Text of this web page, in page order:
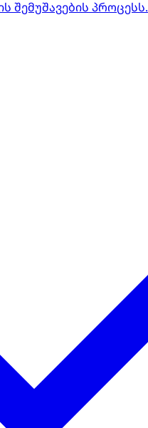
შემუშავების პროცესს.